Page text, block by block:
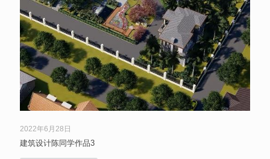
2022年6月28日
建筑设计陈同学作品3